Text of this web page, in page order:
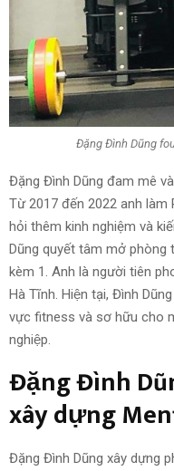
Đặng Đình Dũng
Đặng Đình Dũng đam mê
Từ 2017 đến 2022 anh
hỏi thêm kinh nghiệm và
Dũng quyết tâm mở phòng
kèm 1. Anh là người tiên
Hà Tĩnh. Hiện tại, Đình
vực fitness và sơ hữu cho
nghiệp.
Đặng Đình
xây dựng
Đặng Đình Dũng xây dựng